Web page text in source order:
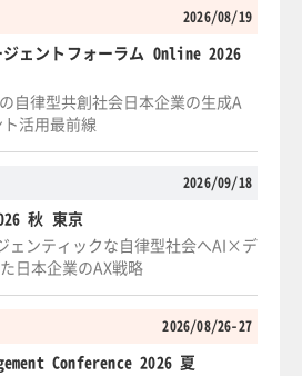
2026/08/19
ェントフォーラム Online 2026
自律型共創社会日本企業の生成A
活用最前線
2026/09/18
秋 東京
ェンティックな自律型社会へAI×デ
日本企業のAX戦略
2026/08/26-27
Conference 2026 夏